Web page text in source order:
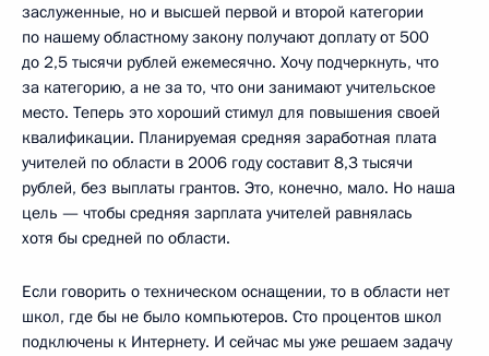
заслуженные, но и высшей первой и второй категории
по нашему областному закону получают доплату от 500
до 2,5 тысячи рублей ежемесячно. Хочу подчеркнуть, что
за категорию, а не за то, что они занимают учительское
место. Теперь это хороший стимул для повышения своей
квалификации. Планируемая средняя заработная плата
учителей по области в 2006 году составит 8,3 тысячи
рублей, без выплаты грантов. Это, конечно, мало. Но наша
цель — чтобы средняя зарплата учителей равнялась
хотя бы средней по области.
Если говорить о техническом оснащении, то в области нет
школ, где бы не было компьютеров. Сто процентов школ
подключены к Интернету. И сейчас мы уже решаем задачу